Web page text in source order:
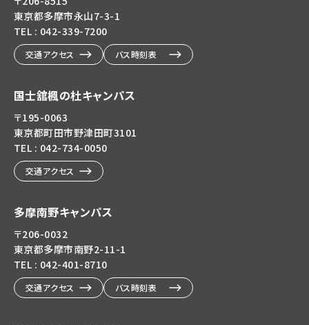
東京都多摩市永山7-3-1
TEL : 042-339-7200
交通アクセス バス時刻表
国士舘楓の杜キャンパス
〒195-0063
東京都町田市野津田町3101
TEL : 042-734-0050
交通アクセス
多摩南野キャンパス
〒206-0032
東京都多摩市南野2-11-1
TEL : 042-401-8710
交通アクセス バス時刻表